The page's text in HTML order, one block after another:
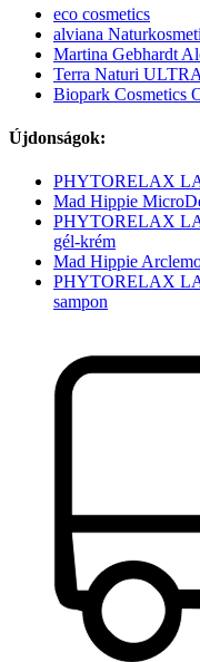
eco cosmetics
alviana
Martina Gebhardt
Terra Naturi
Biopark Cosmetics
Újdonságok:
PHYTORELAX
Mad Hippie
PHYTORELAX
gél-krém
Mad Hippie
PHYTORELAX
sampon